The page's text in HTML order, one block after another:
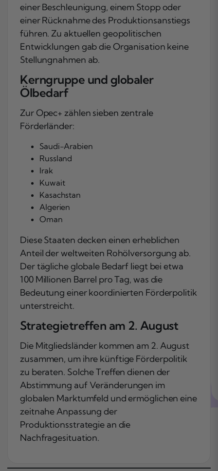
einer Beschleunigung, einem Stopp oder
einer Rücknahme des Produktionsanstiegs
führen. Zu aktuellen geopolitischen
Entwicklungen gab die Organisation keine
Stellungnahmen ab.
Kerngruppe und globaler
Ölbedarf
Zur Opec+ zählen sieben zentrale
Förderländer:
Saudi-Arabien
Russland
Irak
Kuwait
Kasachstan
Algerien
Oman
Diese Staaten decken einen erheblichen
Anteil der weltweiten Rohölversorgung ab.
Der tägliche globale Bedarf liegt bei etwa
100 Millionen Barrel pro Tag, was die
Bedeutung einer koordinierten Förderpolitik
unterstreicht.
Strategietreffen am 2. August
Die Mitgliedsländer kommen am 2. August
zusammen, um ihre künftige Förderpolitik
zu beraten. Solche Treffen dienen der
Abstimmung auf Veränderungen im
globalen Marktumfeld und ermöglichen eine
zeitnahe Anpassung der
Produktionsstrategie an die
Nachfragesituation.